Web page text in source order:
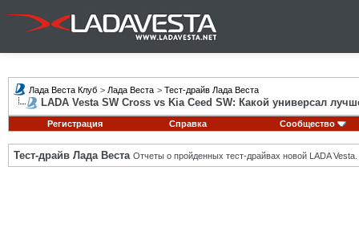
Лада Веста Клуб > Лада Веста > Тест-драйв Лада Веста
LADA Vesta SW Cross vs Kia Ceed SW: Какой универсал
Регистрация Справка Сообщество
Тест-драйв Лада Веста Отчеты о пройденных тест-драйвах новой LADA Vesta.